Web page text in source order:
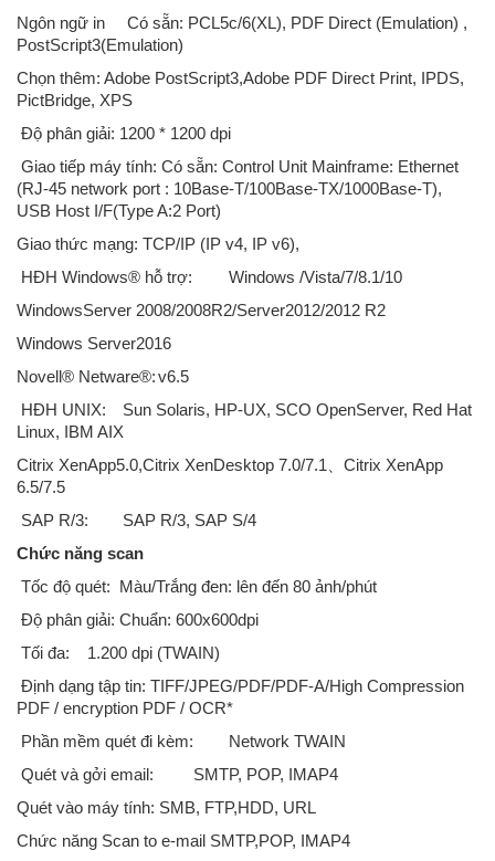
Ngôn ngữ in
Có sẵn: PCL5c/6(XL), PDF Direct (Emulation) ,
PostScript3(Emulation)
Chọn thêm: Adobe PostScript3,Adobe PDF Direct Print, IPDS,
PictBridge, XPS
Độ phân giải: 1200 * 1200 dpi
Giao tiếp máy tính: Có sẵn: Control Unit Mainframe: Ethernet
(RJ-45 network port : 10Base-T/100Base-TX/1000Base-T),
USB Host I/F(Type A:2 Port)
Giao thức mạng: TCP/IP (IP v4, IP v6),
HĐH Windows® hỗ trợ:
Windows /Vista/7/8.1/10
WindowsServer 2008/2008R2/Server2012/2012 R2
Windows Server2016
Novell® Netware®:v6.5
HĐH UNIX:
Sun Solaris, HP-UX, SCO OpenServer, Red Hat
Linux, IBM AIX
Citrix XenApp5.0,Citrix XenDesktop 7.0/7.1、Citrix XenApp
6.5/7.5
SAP R/3:
SAP R/3, SAP S/4
Chức năng scan
Tốc độ quét: Màu/Trắng đen: lên đến 80 ảnh/phút
Độ phân giải: Chuẩn: 600x600dpi
Tối đa:
1.200 dpi (TWAIN)
Định dạng tập tin: TIFF/JPEG/PDF/PDF-A/High Compression
PDF / encryption PDF / OCR*
Phần mềm quét đi kèm:
Network TWAIN
Quét và gởi email:
SMTP, POP, IMAP4
Quét vào máy tính: SMB, FTP,HDD, URL
Chức năng Scan to e-mail SMTP,POP, IMAP4